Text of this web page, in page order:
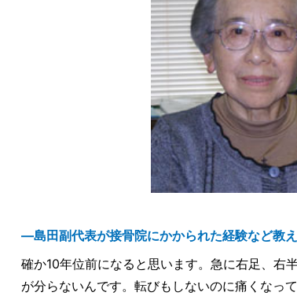
―島田副代表が接骨院にかかられた経験など教え
確か10年位前になると思います。急に右足、右
が分らないんです。転びもしないのに痛くなっ